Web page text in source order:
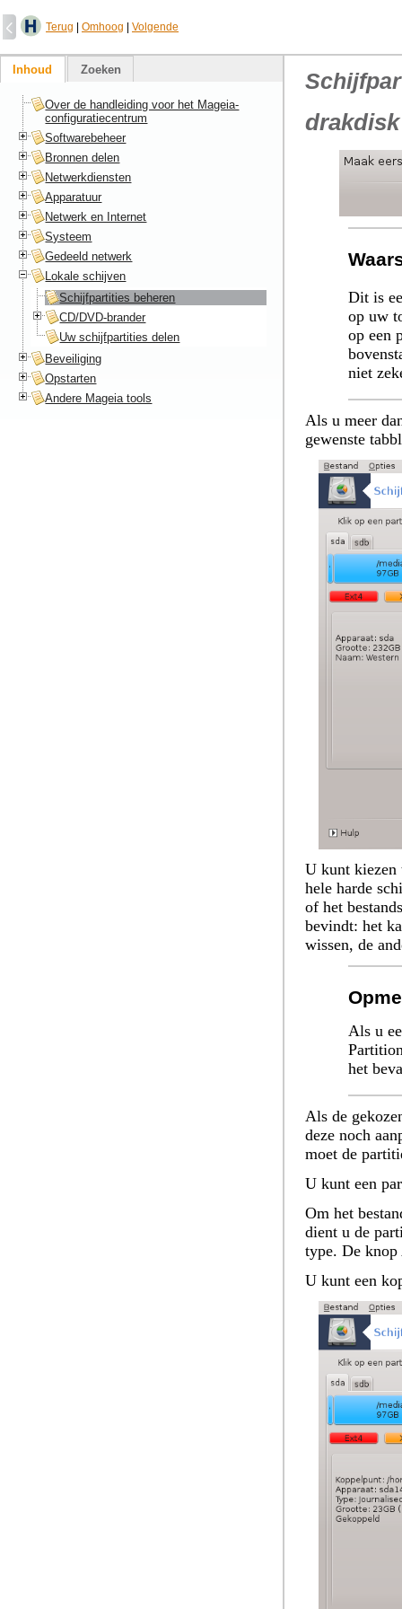
Terug Omhoog Volgende
Dit is
op uw
op een
niet
Als u meer
gewenste
U kunt kiezen
hele harde
of het
bevindt: het
wissen, de
Als u
het
Als de
deze noch
moet de
U kunt een
Om het
dient u de
type. De knop
U kunt een
Inhoud Zoeken
Over de handleiding voor het Mageia-
configuratiecentrum
Softwarebeheer
Bronnen delen
Netwerkdiensten
Apparatuur
Netwerk en Internet
Systeem
Gedeeld netwerk
Lokale schijven
Schijfpartities beheren
CD/DVD-brander
Uw schijfpartities delen
Beveiliging
Opstarten
Andere Mageia tools